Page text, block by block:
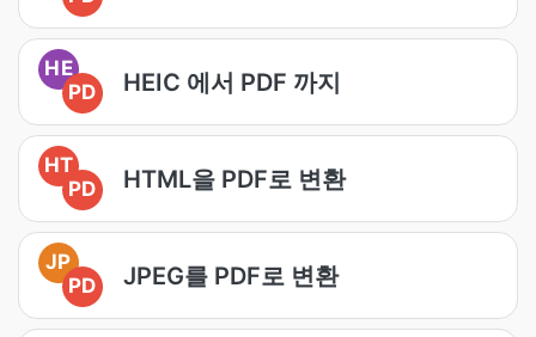
HE
PD
HEIC 에서 PDF 까지
HT
PD
HTML을 PDF로 변환
JP
PD
JPEG를 PDF로 변환